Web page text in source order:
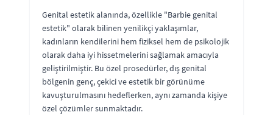
Genital estetik alanında, özellikle "Barbie genital
estetik" olarak bilinen yenilikçi yaklaşımlar,
kadınların kendilerini hem fiziksel hem de psikolojik
olarak daha iyi hissetmelerini sağlamak amacıyla
geliştirilmiştir. Bu özel prosedürler, dış genital
bölgenin genç, çekici ve estetik bir görünüme
kavuşturulmasını hedeflerken, aynı zamanda kişiye
özel çözümler sunmaktadır.